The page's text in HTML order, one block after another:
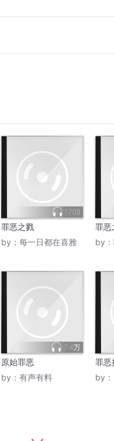
得
了
弱
色
格
过
得
恶
1709
罪恶之戮
by： 每一日都在喜雅
罪恶
by：
7.4万
原始罪恶
by： 有声有料
罪恶
by：